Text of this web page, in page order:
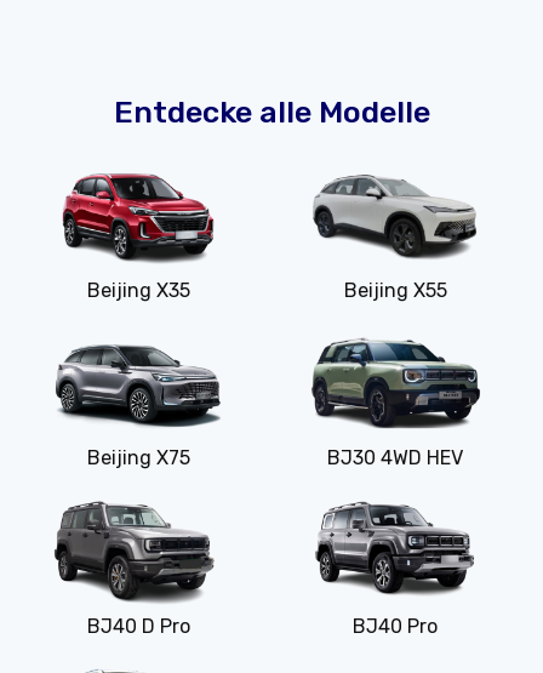
Entdecke alle Modelle
Beijing X35 Beijing X55
Beijing X75 BJ30 4WD HEV
BJ40 D Pro BJ40 Pro